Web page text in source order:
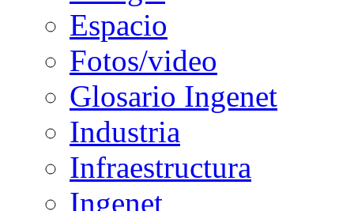
Espacio
Fotos/video
Glosario Ingenet
Industria
Infraestructura
Ingenet